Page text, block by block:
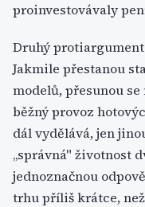
proinvestovávaly
Druhý
Jakmile přestanou
modelů, přesunou
běžný provoz
dál vydělává, jen
„správná" životnost
jednoznačnou
trhu příliš krátce,